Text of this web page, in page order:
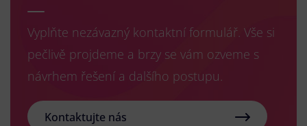
Vyplňte nezávazný kontaktní formulář. Vše si
pečlivě projdeme a brzy se vám ozveme s
návrhem řešení a dalšího postupu.
Kontaktujte nás